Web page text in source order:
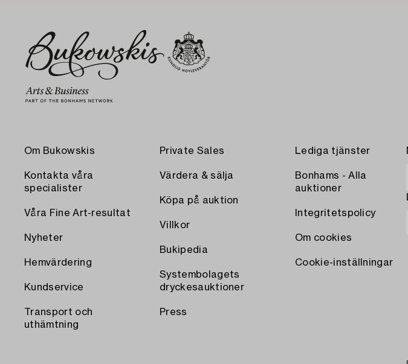
Om Bukowskis
Kontakta våra
specialister
Våra Fine Art-resultat
Nyheter
Hemvärdering
Kundservice
Transport och
uthämtning
Private Sales
Värdera & sälja
Köpa på auktion
Villkor
Bukipedia
Systembolagets
dryckesauktioner
Press
Lediga tjänster
Bonhams - Alla
auktioner
Integritetspolicy
Om cookies
Cookie-inställningar